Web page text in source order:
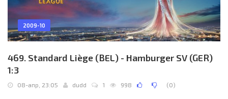
2009-10
469. Standard Liège (BEL) - Hamburger SV (GER)
1:3
08-апр, 23:05 dudd 1 998 (0)